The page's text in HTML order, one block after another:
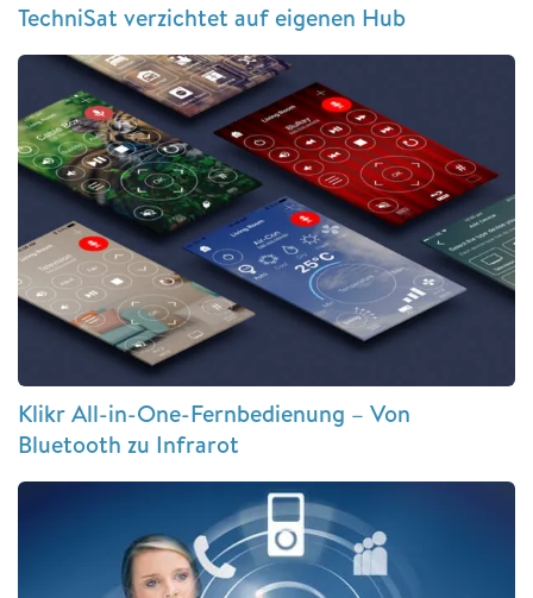
TechniSat verzichtet auf eigenen Hub
Klikr All-in-One-Fernbedienung – Von
Bluetooth zu Infrarot